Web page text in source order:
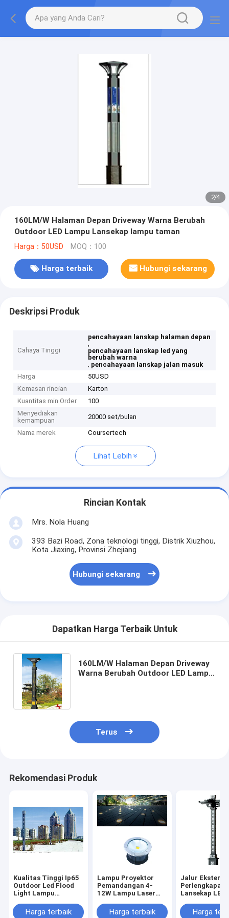
2/4
160LM/W Halaman Depan Driveway Warna Berubah
Outdoor LED Lampu Lansekap lampu taman
Harga：50USD MOQ：100
Harga terbaik Hubungi sekarang
Deskripsi Produk
Cahaya Tinggi
pencahayaan lanskap halaman depan
,
pencahayaan lanskap led yang
berubah warna
, pencahayaan lanskap jalan masuk
Harga
50USD
Kemasan rincian
Karton
Kuantitas min Order
100
Menyediakan
kemampuan
20000 set/bulan
Nama merek Coursertech
Lihat Lebih
Rincian Kontak
Mrs. Nola Huang
393 Bazi Road, Zona teknologi tinggi, Distrik Xiuzhou,
Kota Jiaxing, Provinsi Zhejiang
Hubungi sekarang
Dapatkan Harga Terbaik Untuk
160LM/W Halaman Depan Driveway
Warna Berubah Outdoor LED Lampu
Terus
Rekomendasi Produk
Kualitas Tinggi Ip65
Outdoor Led Flood
Light Lampu
Bermain Atau Area
Perumahan
Harga terbaik
Lampu Proyektor
Pemandangan 4-
12W Lampu Laser
Ruangan untuk
kolam renang
Harga terbaik
Jalur
Perlengkapan
Lansekap LED
Harga